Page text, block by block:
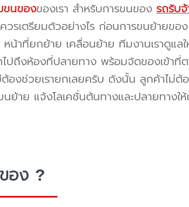
ขนของของเรา สำหรับการขนของ รถรับ
วรเตรียมตัวอย่างไร ก่อนการขนย้ายขอ
หน้าที่ยกย้าย เคลื่อนย้าย ทีมงานเราดูแล
ถึงห้องที่ปลายทาง พร้อมจัดของเข้าที่ต
งช่วยเรายกเลยครับ ดังนั้น ลูกค้าไม่ต้
ย้าย แจ้งโลเคชั่นต้นทางและปลายทางใ
อง ?